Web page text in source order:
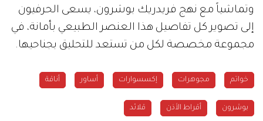
وتماشياً مع نهج فريدريك بوشرون، يسعى الحرفيون
إلى تصوير كل تفاصيل هذا العنصر الطبيعي بأمانة، في
مجموعة مخصصة لكل من تستعد للتحليق بجناحيها.
خواتم مجوهرات إكسسوارات أساور أناقة
بوشرون أقراط الأذن قلائد